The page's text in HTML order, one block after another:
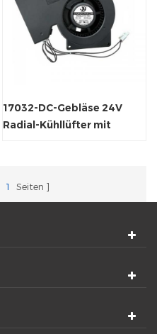
17032-DC-Gebläse 24V
Radial-Kühllüfter mit
1 Seiten